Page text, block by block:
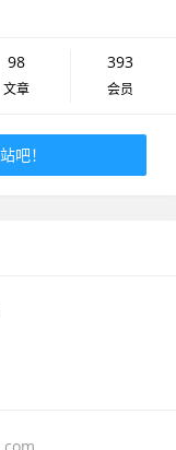
98
文章
393
会员
吧！